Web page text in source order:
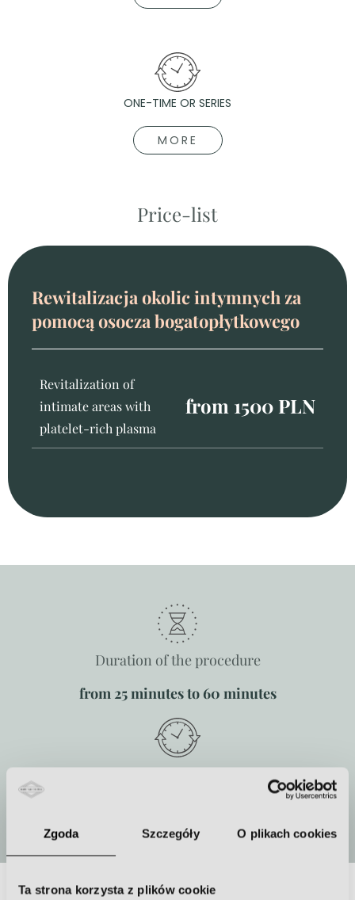
Zgoda Szczegóły O plikach cookies
Ta strona korzysta z plików cookie
ONE-TIME OR SERIES
MORE
Price-list
Rewitalizacja okolic intymnych za
pomocą osocza bogatopłytkowego
Revitalization of
intimate areas with
platelet-rich plasma
from 1500 PLN
Duration of the procedure
from 25 minutes to 60 minutes